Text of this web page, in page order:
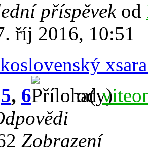
příspěvek od
říj 2016, 10:51
5, 6 od
Zobrazení